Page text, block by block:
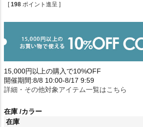
[ 198 ポイント進呈 ]
15,000円以上の購入で10%OFF
開催期間:8/8 10:00-8/17 9:59
詳細・その他対象アイテム一覧はこちら
在庫 カラー
在庫